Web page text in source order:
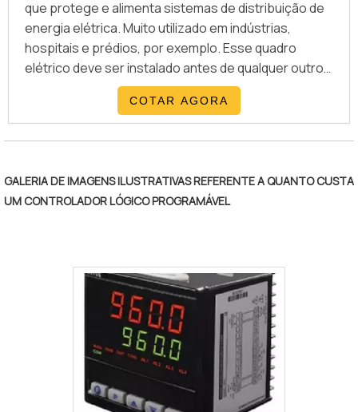
que protege e alimenta sistemas de distribuição de
energia elétrica. Muito utilizado em indústrias,
hospitais e prédios, por exemplo. Esse quadro
elétrico deve ser instalado antes de qualquer outro
painel, já que serve como fonte de alimento de
energia para os outros quadros de comando, que
serão utilizados no local. Ou seja, é o primeiro passo
quadroEsse tipo de quadro é real.
COTAR AGORA
GALERIA DE IMAGENS ILUSTRATIVAS REFERENTE A QUANTO CUSTA
UM CONTROLADOR LÓGICO PROGRAMÁVEL